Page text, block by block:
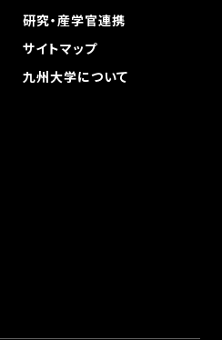
研究・産学官連携
サイトマップ
九州大学について